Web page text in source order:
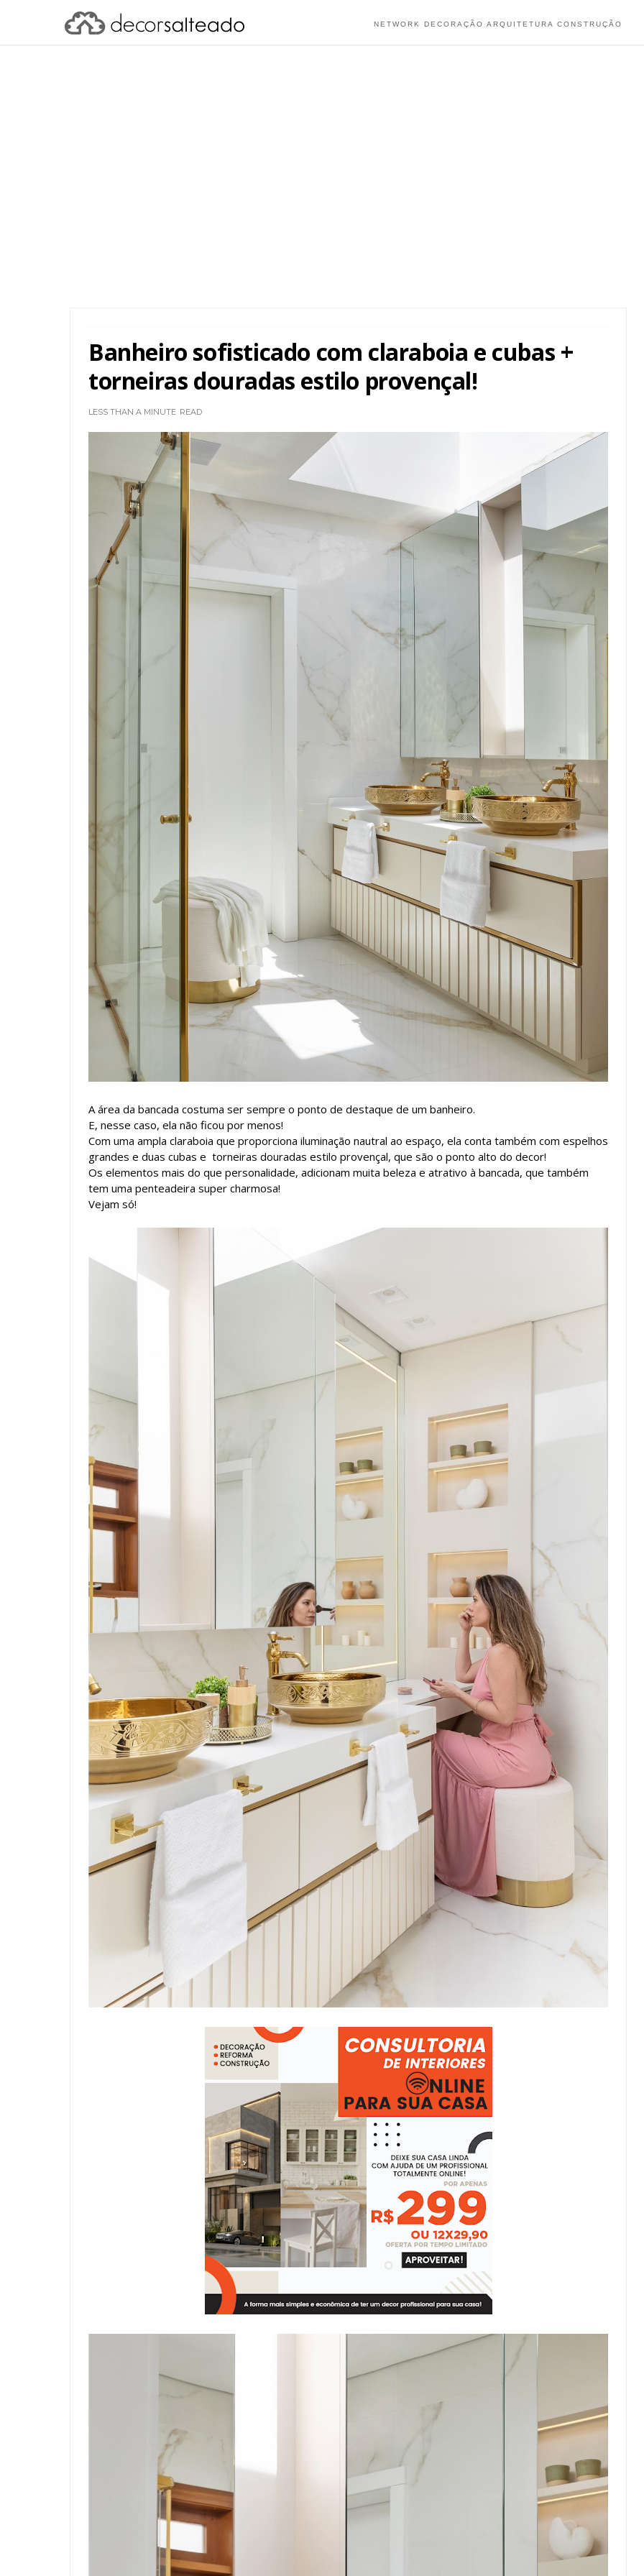
NETWORK DECORAÇÃO ARQUITETURA CONSTRUÇÃO
Banheiro sofisticado com claraboia e cubas +
torneiras douradas estilo provençal!
LESS THAN A MINUTE READ
A área da bancada costuma ser sempre o ponto de destaque de um banheiro.
E, nesse caso, ela não ficou por menos!
Com uma ampla claraboia que proporciona iluminação nautral ao espaço, ela conta também com espelhos
grandes e duas cubas e torneiras douradas estilo provençal, que são o ponto alto do decor!
Os elementos mais do que personalidade, adicionam muita beleza e atrativo à bancada, que também
tem uma penteadeira super charmosa!
Vejam só!